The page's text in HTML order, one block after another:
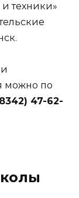
техники»
можно по
47-62-